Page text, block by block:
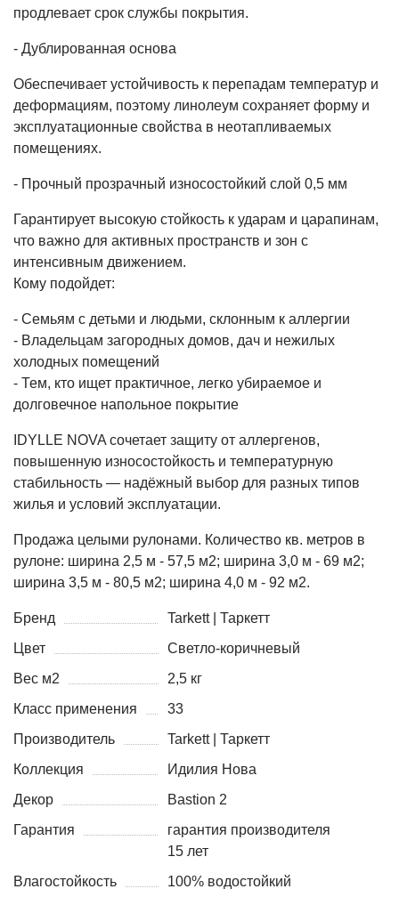
продлевает срок службы покрытия.
- Дублированная основа
Обеспечивает устойчивость к перепадам температур и
деформациям, поэтому линолеум сохраняет форму и
эксплуатационные свойства в неотапливаемых
помещениях.
- Прочный прозрачный износостойкий слой 0,5 мм
Гарантирует высокую стойкость к ударам и царапинам,
что важно для активных пространств и зон с
интенсивным движением.
Кому подойдет:
- Семьям с детьми и людьми, склонным к аллергии
- Владельцам загородных домов, дач и нежилых
холодных помещений
- Тем, кто ищет практичное, легко убираемое и
долговечное напольное покрытие
IDYLLE NOVA сочетает защиту от аллергенов,
повышенную износостойкость и температурную
стабильность — надёжный выбор для разных типов
жилья и условий эксплуатации.
Продажа целыми рулонами. Количество кв. метров в
рулоне: ширина 2,5 м - 57,5 м2; ширина 3,0 м - 69 м2;
ширина 3,5 м - 80,5 м2; ширина 4,0 м - 92 м2.
Бренд
Tarkett | Таркетт
Цвет
Светло-коричневый
Вес м2
2,5 кг
Класс применения
33
Производитель
Tarkett | Таркетт
Коллекция
Идилия Нова
Декор
Bastion 2
Гарантия
гарантия производителя
15 лет
Влагостойкость
100% водостойкий